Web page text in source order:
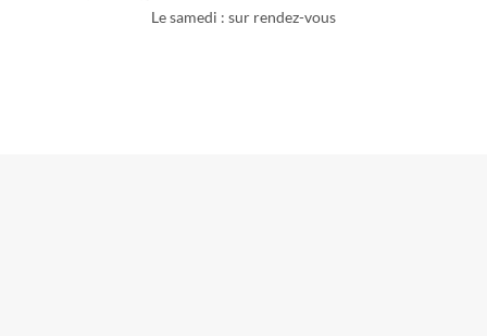
Le samedi : sur rendez-vous